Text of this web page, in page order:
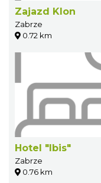
Zajazd Klon
Zabrze
0.72 km
Hotel "Ibis"
Zabrze
0.76 km